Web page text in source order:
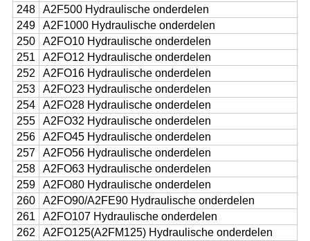
248
A2F500 Hydraulische onderdelen
249
A2F1000 Hydraulische onderdelen
250
A2FO10 Hydraulische onderdelen
251
A2FO12 Hydraulische onderdelen
252
A2FO16 Hydraulische onderdelen
253
A2FO23 Hydraulische onderdelen
254
A2FO28 Hydraulische onderdelen
255
A2FO32 Hydraulische onderdelen
256
A2FO45 Hydraulische onderdelen
257
A2FO56 Hydraulische onderdelen
258
A2FO63 Hydraulische onderdelen
259
A2FO80 Hydraulische onderdelen
260
A2FO90/A2FE90 Hydraulische onderdelen
261
A2FO107 Hydraulische onderdelen
262
A2FO125(A2FM125) Hydraulische onderdelen